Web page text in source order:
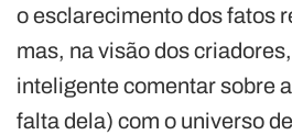
o esclarecimento dos fatos
mas, na visão dos
inteligente comentar sobre
falta dela) com o universo de